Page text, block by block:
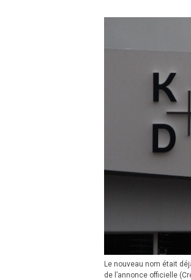
Le nouveau nom était
de l’annonce officielle